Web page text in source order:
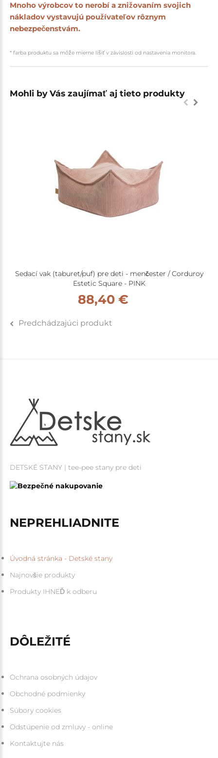
Mnoho výrobcov to nerobí a znižovaním svojich
nákladov vystavujú používateľov rôznym
nebezpečenstvám.
* farba produktu sa môže mierne líšiť v závislosti od nastavenia monitora.
Mohli by Vás zaujímať aj tieto produkty
Sedací vak (taburet/puf) pre deti - menčester / Corduroy
Estetic Square - PINK
88,40 €
Predchádzajúci produkt
DETSKÉ STANY | tee-pee stany pre deti
NEPREHLIADNITE
Úvodná stránka - Detské stany
Najnovšie produkty
Produkty IHNEĎ k odberu
DÔLEŽITÉ
Ochrana osobných údajov
Obchodné podmienky
Súbory cookies
Odstúpenie od zmluvy - online
Kontaktujte nás